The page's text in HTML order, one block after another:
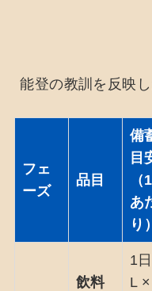
能登の教訓を反映
フェ
ーズ
品目
備
目
（
あ
り）
飲料
1
L